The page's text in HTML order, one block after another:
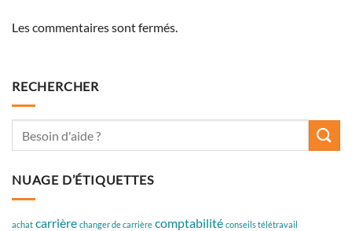
Les commentaires sont fermés.
RECHERCHER
NUAGE D’ÉTIQUETTES
achat carrière changer de carrière comptabilité conseils télétravail